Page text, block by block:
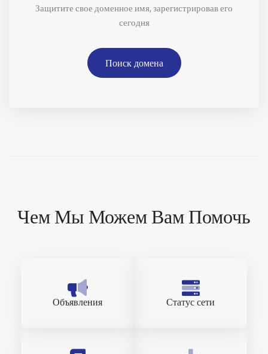
Защитите свое доменное имя, зарегистрировав его
сегодня
Поиск домена
Чем Мы Можем Вам Помочь
Объявления Статус сети